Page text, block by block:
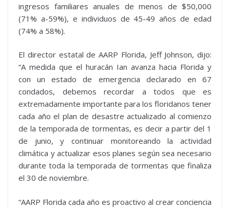
ingresos familiares anuales de menos de $50,000
(71% a-59%), e individuos de 45-49 años de edad
(74% a 58%).
El director estatal de AARP Florida, Jeff Johnson, dijo:
“A medida que el huracán Ian avanza hacia Florida y
con un estado de emergencia declarado en 67
condados, debemos recordar a todos que es
extremadamente importante para los floridanos tener
cada año el plan de desastre actualizado al comienzo
de la temporada de tormentas, es decir a partir del 1
de junio, y continuar monitoreando la actividad
climática y actualizar esos planes según sea necesario
durante toda la temporada de tormentas que finaliza
el 30 de noviembre.
“AARP Florida cada año es proactivo al crear conciencia